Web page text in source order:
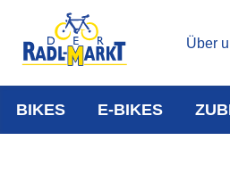
Über
BIKES E-BIKES